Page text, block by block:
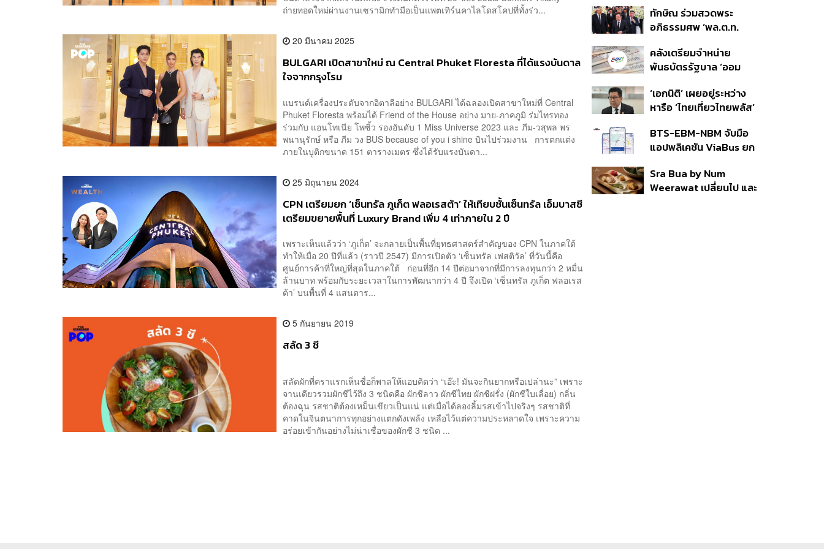
ถ่ายทอดใหม่ผ่านงานเซรามิกทำมือเป็นแพตเทิร์นคาไลโดสโคปที่ทั้งร่ว...
20 มีนาคม 2025
BULGARI เปิดสาขาใหม่ ณ Central Phuket Floresta ที่ได้แรงบันดาล
ใจจากกรุงโรม
แบรนด์เครื่องประดับจากอิตาลีอย่าง BULGARI ได้ฉลองเปิดสาขาใหม่ที่ Central
Phuket Floresta พร้อมได้ Friend of the House อย่าง มาย-ภาคภูมิ ร่มไทรทอง
ร่วมกับ แอนโทเนีย โพซิ้ว รองอันดับ 1 Miss Universe 2023 และ ภีม-วสุพล พร
พนานุรักษ์ หรือ ภีม วง BUS because of you i shine บินไปร่วมงาน การตกแต่ง
ภายในบูติกขนาด 151 ตารางเมตร ซึ่งได้รับแรงบันดา...
25 มิถุนายน 2024
CPN เตรียมยก ‘เซ็นทรัล ภูเก็ต ฟลอเรสต้า’ ให้เทียบชั้นเซ็นทรัล เอ็มบาสซี
เตรียมขยายพื้นที่ Luxury Brand เพิ่ม 4 เท่าภายใน 2 ปี
เพราะเห็นแล้วว่า ‘ภูเก็ต’ จะกลายเป็นพื้นที่ยุทธศาสตร์สำคัญของ CPN ในภาคใต้
ทำให้เมื่อ 20 ปีที่แล้ว (ราวปี 2547) มีการเปิดตัว ‘เซ็นทรัล เฟสติวัล’ ที่วันนี้คือ
ศูนย์การค้าที่ใหญ่ที่สุดในภาคใต้ ก่อนที่อีก 14 ปีต่อมาจากที่มีการลงทุนกว่า 2 หมื่น
ล้านบาท พร้อมกับระยะเวลาในการพัฒนากว่า 4 ปี จึงเปิด ‘เซ็นทรัล ภูเก็ต ฟลอเรส
ต้า’ บนพื้นที่ 4 แสนตาร...
5 กันยายน 2019
สลัด 3 ชี
สลัดผักที่คราแรกเห็นชื่อก็พาลให้แอบคิดว่า “เอ๊ะ! มันจะกินยากหรือเปล่านะ” เพราะ
จานเดียวรวมผักชีไว้ถึง 3 ชนิดคือ ผักชีลาว ผักชีไทย ผักชีฝรั่ง (ผักชีใบเลื่อย) กลิ่น
ต้องฉุน รสชาติต้องเหม็นเขียวเป็นแน่ แต่เมื่อได้ลองลิ้มรสเข้าไปจริงๆ รสชาติที่
คาดในจินตนาการทุกอย่างแตกดังเพล้ง เหลือไว้แต่ความประหลาดใจ เพราะความ
อร่อยเข้ากันอย่างไม่น่าเชื่อของผักชี 3 ชนิด ...
ราย รอ ป.ป.ช. ขีดเส้นแล้ว
เสร็จ 31 ส.ค.
ทักษิณ ร่วมสวดพระ
อภิธรรมศพ ‘พล.ต.ท.
สิน’ สิริอายุ 103 ปี แกนนำ
เพื่อไทย-บุคคลหลาก
คลังเตรียมจำหน่าย
พันธบัตรรัฐบาล ‘ออม
ก.ย.นี้ อาจเพิ่มสัดส่วนการ
ขายแบบ Small Lot First
‘เอกนิติ’ เผยอยู่ระหว่าง
หารือ ‘ไทยเที่ยวไทยพลัส’
แสนล้าน มั่นใจงบต่อ ‘ไทย
ช่วยไทย พลัส’ เฟส 2 มี
BTS-EBM-NBM จับมือ
แอปพลิเคชัน ViaBus ยก
รถไฟฟ้า 3 สายแบบเรียล
ไทม์
Sra Bua by Num
Weerawat เปลี่ยนไป และ